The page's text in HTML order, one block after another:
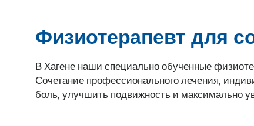
Физиотерапевт для
В Хагене наши специально обученные
Сочетание профессионального лечения,
боль, улучшить подвижность и максимально